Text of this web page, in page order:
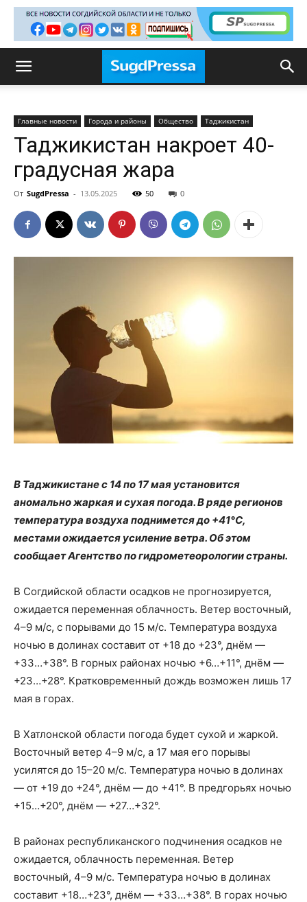
Главные новости Города и районы Общество Таджикистан
Таджикистан накроет 40-
градусная жара
От SugdPressa - 13.05.2025 50 0
В Таджикистане с 14 по 17 мая установится
аномально жаркая и сухая погода. В ряде регионов
температура воздуха поднимется до +41°C,
местами ожидается усиление ветра. Об этом
сообщает Агентство по гидрометеорологии страны.
В Согдийской области осадков не прогнозируется,
ожидается переменная облачность. Ветер восточный,
4–9 м/с, с порывами до 15 м/с. Температура воздуха
ночью в долинах составит от +18 до +23°, днём —
+33…+38°. В горных районах ночью +6…+11°, днём —
+23…+28°. Кратковременный дождь возможен лишь 17
мая в горах.
В Хатлонской области погода будет сухой и жаркой.
Восточный ветер 4–9 м/с, а 17 мая его порывы
усилятся до 15–20 м/с. Температура ночью в долинах
— от +19 до +24°, днём — до +41°. В предгорьях ночью
+15…+20°, днём — +27…+32°.
В районах республиканского подчинения осадков не
ожидается, облачность переменная. Ветер
восточный, 4–9 м/с. Температура ночью в долинах
составит +18…+23°, днём — +33…+38°. В горах ночью